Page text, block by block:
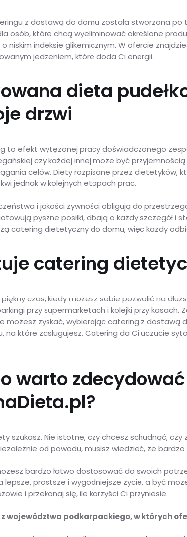
z dostawą do domu została stworzona po
osób, które chcą wyeliminować określone
niskim indeksie glikemicznym. W ofercie
jedzeniem, które doda Ci energii.
dieta
drzwi
to efekt wytężonej pracy doświadczonego
czy każdej innej może być
celów. Diety rozpisane przez dietetyków,
jednak w kolejnych etapach prac.
i jakości żywności obligują do
pyszne posiłki, dbają o każdy szczegół
catering dietetyczny do domu, więc każdy
catering
czas, kiedy możesz sobie pozwolić na
przy supermarketach i kolejki przy kasach.
możesz zyskać, wybierając catering z dostawą
na które zasługujesz. Catering da Ci uczucie
warto
szukasz. Nie istotne, czy chcesz schudnąć,
od powodu, musisz wiedzieć, że
bardzo łatwo dostosować do swoich
lepsze, prostsze i wygodniejsze życie, a być
i przekonaj się, ile korzyści Ci przyniesie.
z województwa podkarpackiego, w których